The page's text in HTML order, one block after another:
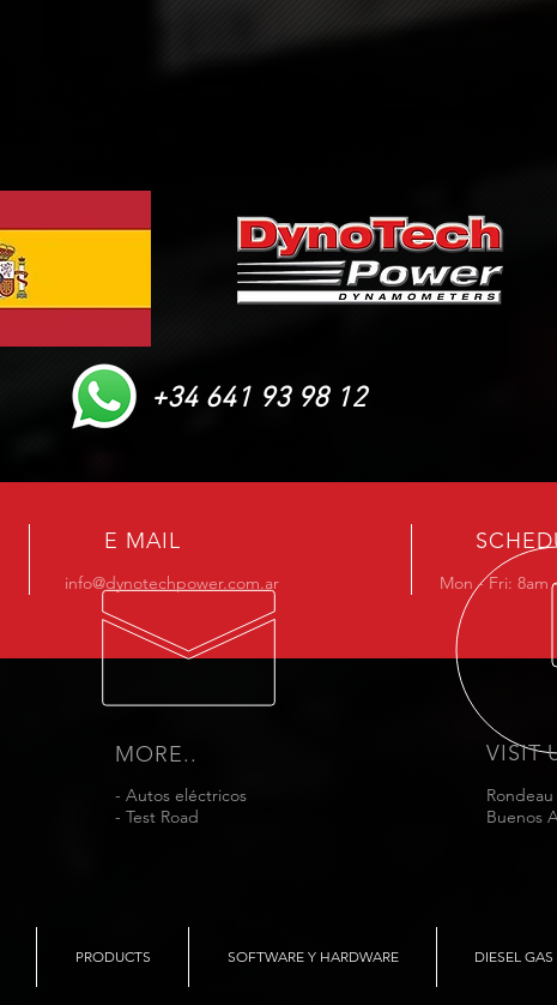
+34 641 93 98 12
E MAIL
info@dynotechpower.com.ar Mon - Fri: 8am
MORE..
- Autos eléctricos
- Test Road
VISIT
Buenos
PRODUCTS SOFTWARE Y HARDWARE DIESEL GAS